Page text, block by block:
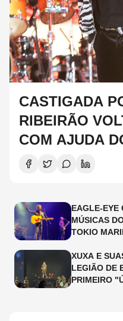
CASTIGADA
RIBEIRÃO
COM AJUDA
EAGLE-EYE
MÚSICAS
TOKIO
XUXA E
LEGIÃO DE
PRIMEIRO